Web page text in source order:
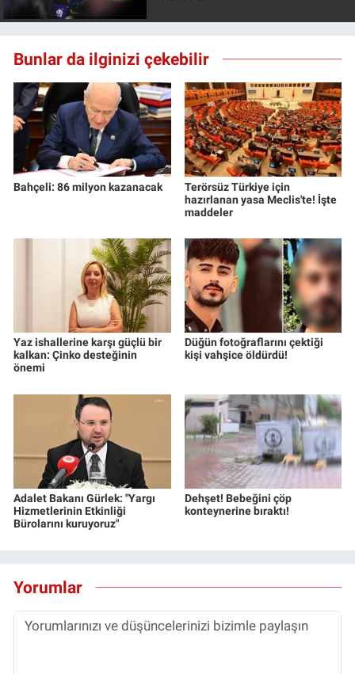
Bunlar da ilginizi çekebilir
Bahçeli: 86 milyon kazanacak
Terörsüz Türkiye için
hazırlanan yasa Meclis'te! İşte
maddeler
Yaz ishallerine karşı güçlü bir
kalkan: Çinko desteğinin
önemi
Düğün fotoğraflarını çektiği
kişi vahşice öldürdü!
Adalet Bakanı Gürlek: "Yargı
Hizmetlerinin Etkinliği
Bürolarını kuruyoruz"
Dehşet! Bebeğini çöp
konteynerine bıraktı!
Yorumlar